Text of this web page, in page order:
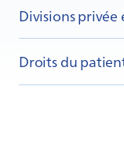
Divisions
Droits du